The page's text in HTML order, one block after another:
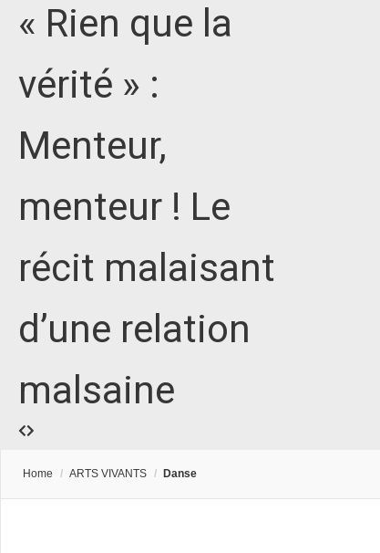
« Rien que la
vérité » :
Menteur,
menteur ! Le
récit malaisant
d’une relation
malsaine
Home / ARTS VIVANTS / Danse